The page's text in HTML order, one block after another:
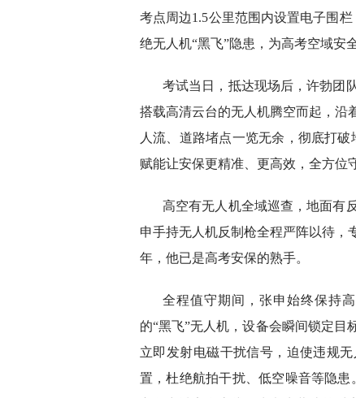
考点周边1.5公里范围内设置电子围
绝无人机“黑飞”隐患，为高考空域安
考试当日，抵达现场后，许勃团
搭载高清云台的无人机腾空而起，沿
人流、道路堵点一览无余，彻底打
赋能让安保更精准、更高效，全方位
高空有无人机全域巡查，地面有
申手持无人机反制枪全程严阵以待，
年，他已是高考安保的熟手。
全程值守期间，张申始终保持
的“黑飞”无人机，设备会瞬间锁定
立即发射电磁干扰信号，迫使违规
置，杜绝航拍干扰、低空噪音等隐患